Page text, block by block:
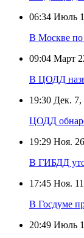
06:34 Июль
В Москве по
09:04 Март
В ЦОДД
19:30 Дек. 7,
ЦОДД
19:29 Ноя.
В ГИБДД
17:45 Ноя.
В Госдуме
20:49 Июль